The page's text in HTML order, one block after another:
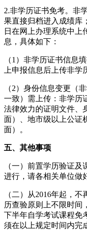
2.非学历证书免考。非
果直接归档进入成绩库
日在网上办理系统中上
息，具体如下：
（1）非学历证书信息
上申报信息后上传非学
（2）身份信息变更（
一致）需上传：非学历
法律效力的证明文件、
面）、地市级以上公证
面）。
五、其他事项
（一）前置学历验证
进行，请各相关单位做
（二）从2016年起，
历查验原则上不限时间
下半年自学考试课程免
须在以上规定时间内完